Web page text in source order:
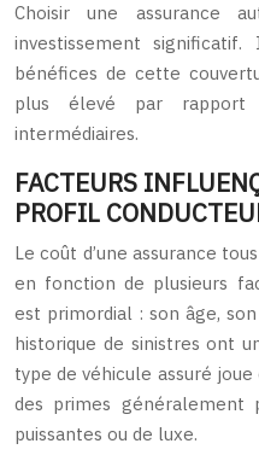
Choisir une assurance
investissement
bénéfices de cette
plus élevé par
intermédiaires.
FACTEURS
PROFIL
Le coût d’une assurance
en fonction de plusieurs
est primordial : son âge,
historique de sinistres ont
type de véhicule assuré
des primes généralement
puissantes ou de luxe.